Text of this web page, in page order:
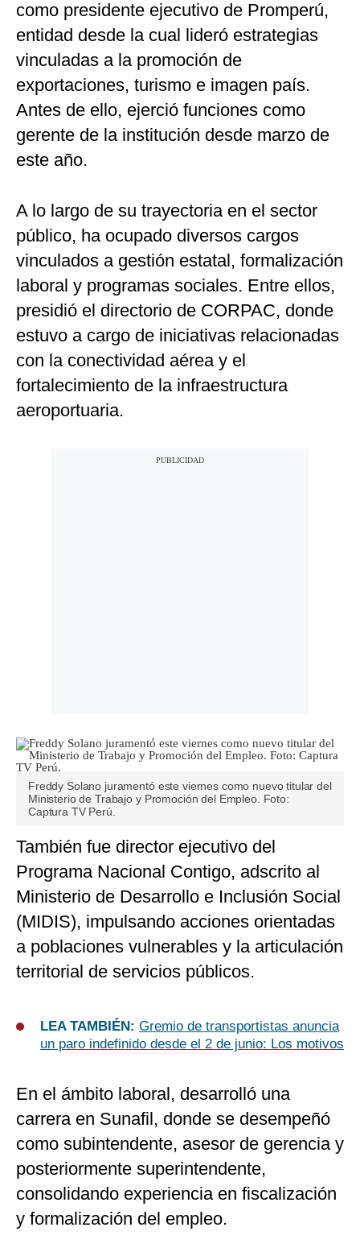
como presidente ejecutivo de Promperú,
entidad desde la cual lideró estrategias
vinculadas a la promoción de
exportaciones, turismo e imagen país.
Antes de ello, ejerció funciones como
gerente de la institución desde marzo de
este año.
A lo largo de su trayectoria en el sector
público, ha ocupado diversos cargos
vinculados a gestión estatal, formalización
laboral y programas sociales. Entre ellos,
presidió el directorio de CORPAC, donde
estuvo a cargo de iniciativas relacionadas
con la conectividad aérea y el
fortalecimiento de la infraestructura
aeroportuaria.
Freddy Solano juramentó este viernes como nuevo titular del
Ministerio de Trabajo y Promoción del Empleo. Foto:
Captura TV Perú.
También fue director ejecutivo del
Programa Nacional Contigo, adscrito al
Ministerio de Desarrollo e Inclusión Social
(MIDIS), impulsando acciones orientadas
a poblaciones vulnerables y la articulación
territorial de servicios públicos.
LEA TAMBIÉN: Gremio de transportistas anuncia
un paro indefinido desde el 2 de junio: Los motivos
En el ámbito laboral, desarrolló una
carrera en Sunafil, donde se desempeñó
como subintendente, asesor de gerencia y
posteriormente superintendente,
consolidando experiencia en fiscalización
y formalización del empleo.